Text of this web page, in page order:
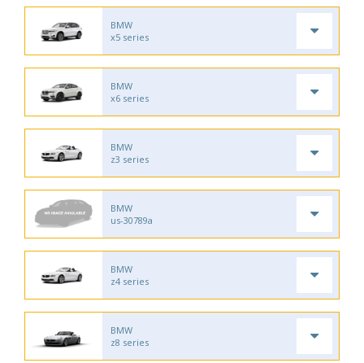
BMW
x5 series
BMW
x6 series
BMW
z3 series
BMW
us-30789a
BMW
z4 series
BMW
z8 series